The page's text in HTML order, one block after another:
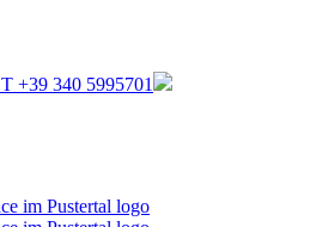
T +39 340 5995701